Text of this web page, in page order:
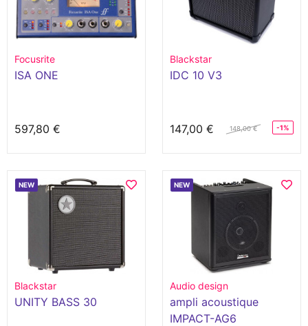
Focusrite
ISA ONE
597,80 €
Blackstar
IDC 10 V3
147,00 € 148,00 € -1%
NEW
Blackstar
UNITY BASS 30
NEW
Audio design
ampli acoustique
IMPACT-AG6